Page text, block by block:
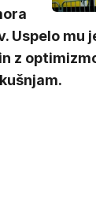
Uspelo mu
z